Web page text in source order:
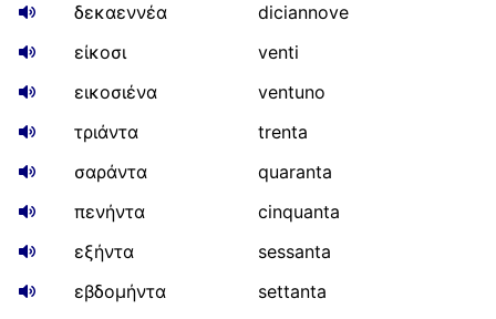
δεκαεννέα
diciannove
είκοσι
venti
εικοσιένα
ventuno
τριάντα
trenta
σαράντα
quaranta
πενήντα
cinquanta
εξήντα
sessanta
εβδομήντα
settanta